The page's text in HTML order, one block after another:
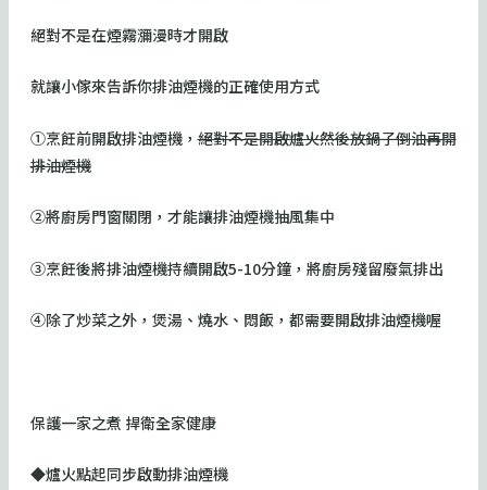
絕對不是在煙霧瀰漫時才開啟
就讓小傢來告訴你排油煙機的正確使用方式
①烹飪前開啟排油煙機，絕對不是開啟爐火然後放鍋子倒油再開
排油煙機
②將廚房門窗關閉，才能讓排油煙機抽風集中
③烹飪後將排油煙機持續開啟5-10分鐘，將廚房殘留廢氣排出
④除了炒菜之外，煲湯、燒水、悶飯，都需要開啟排油煙機喔
保護一家之煮 捍衛全家健康
◆爐火點起同步啟動排油煙機